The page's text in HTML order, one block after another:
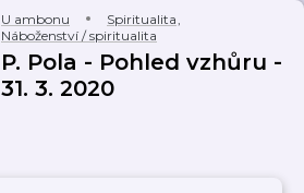
U ambonu Spiritualita,
Náboženství / spiritualita
P. Pola - Pohled vzhůru -
31. 3. 2020